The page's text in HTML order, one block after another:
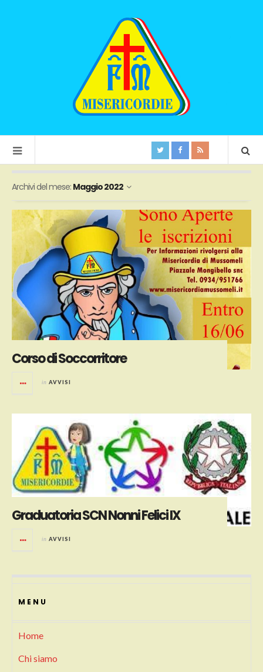
Archivi del mese: Maggio 2022
Corso di Soccorritore
in AVVISI
Graduatoria SCN Nonni Felici IX
in AVVISI
MENU
Home
Chi siamo